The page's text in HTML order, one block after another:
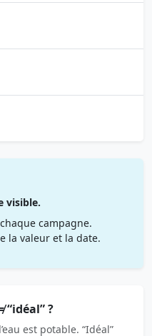
visible.
campagne.
la valeur et la date.
“idéal” ?
est potable. “Idéal”